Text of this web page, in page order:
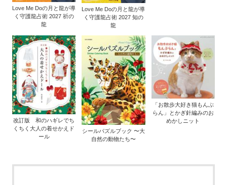
Love Me Doの月と龍が導
く守護龍占術 2027 祈の
龍
Love Me Doの月と龍が導
く守護龍占術 2027 知の
龍
改訂版 和のハギレでち
くちく大人の着せかえド
ール
シールパズルブック 〜大
自然の動物たち〜
「お散歩大好き猫もんぶ
らん」とかぎ針編みのお
めかしニット